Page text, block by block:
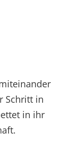
Schritt in
in ihr